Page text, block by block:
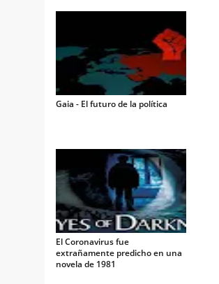
Gaia - El futuro de la política
El Coronavirus fue
extrañamente predicho en una
novela de 1981